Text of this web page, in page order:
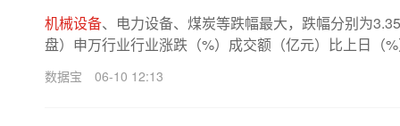
机械设备、电力设备、煤炭等跌幅最大，跌幅分别为
盘）申万行业行业涨跌（%）成交额（亿元）比上日（
数据宝 06-10 12:13